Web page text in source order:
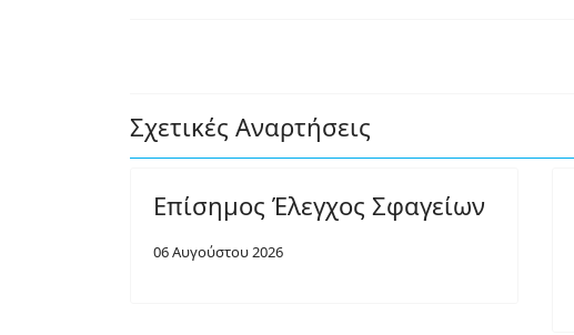
Σχετικές Αναρτήσεις
Επίσημος Έλεγχος Σφαγείων
06 Αυγούστου 2026